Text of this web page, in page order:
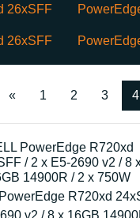
26xSFF
26xSFF
« 1 2 3 4
PowerEdge R720xd
/ 2 x E5-2690 v2 / 8
14900R / 2 x 750W